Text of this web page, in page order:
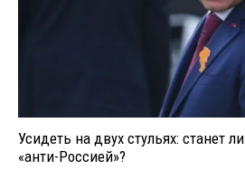
Усидеть на двух стульях: станет
«анти-Россией»?